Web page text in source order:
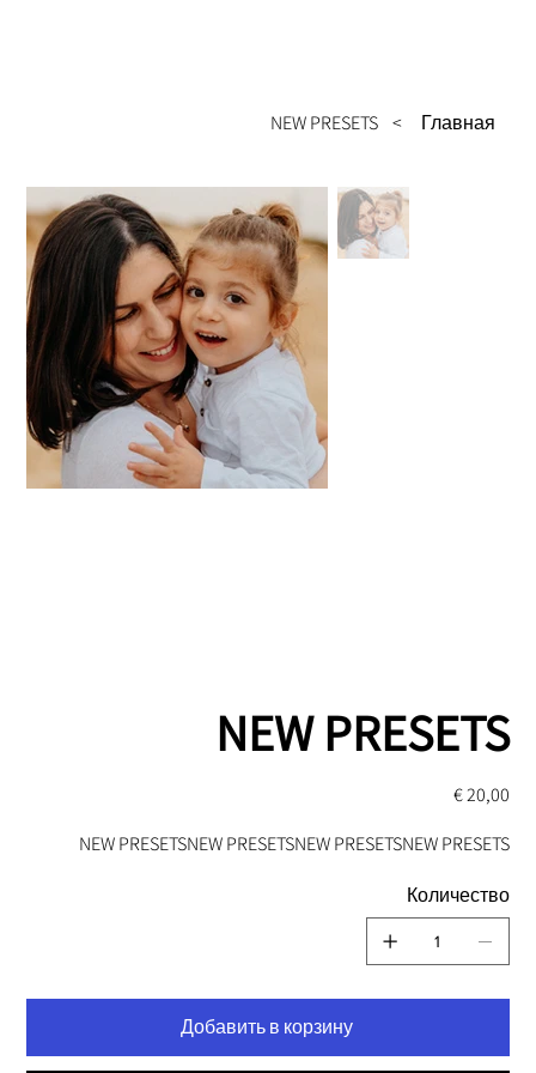
Главная
>
NEW PRESETS
NEW PRESETS
Цена20,00 €
NEW PRESETSNEW PRESETSNEW PRESETSNEW PRESETS
Количество
Добавить в корзину